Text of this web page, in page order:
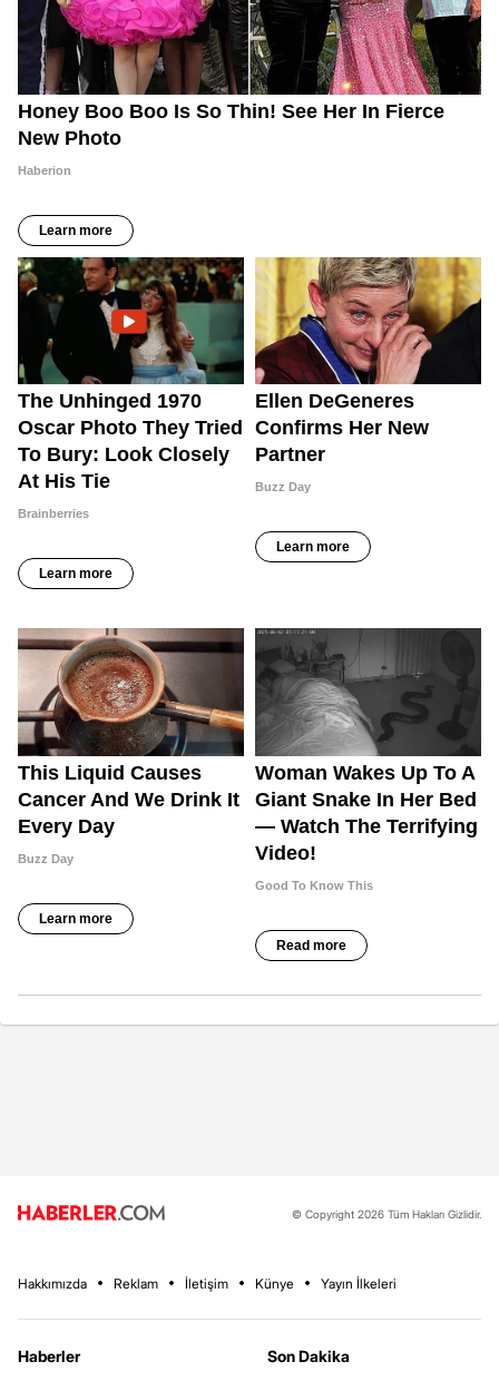
© Copyright 2026 Tüm Hakları Gizlidir.
Hakkımızda Reklam İletişim Künye Yayın İlkeleri
Haberler
Son Dakika